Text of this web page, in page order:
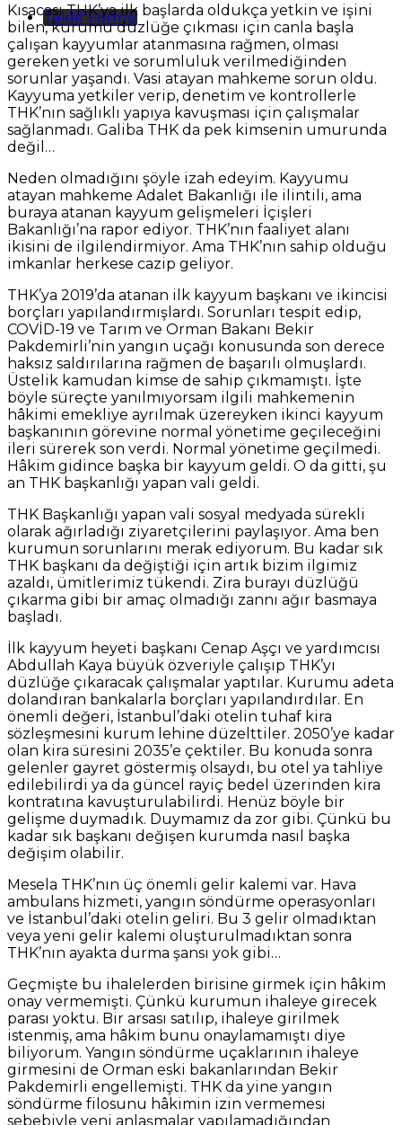
Teklif Formu
Kısacası THK’ya ilk başlarda oldukça yetkin ve işini
bilen, kurumu düzlüğe çıkması için canla başla
çalışan kayyumlar atanmasına rağmen, olması
gereken yetki ve sorumluluk verilmediğinden
sorunlar yaşandı. Vasi atayan mahkeme sorun oldu.
Kayyuma yetkiler verip, denetim ve kontrollerle
THK’nın sağlıklı yapıya kavuşması için çalışmalar
sağlanmadı. Galiba THK da pek kimsenin umurunda
değil…
Neden olmadığını şöyle izah edeyim. Kayyumu
atayan mahkeme Adalet Bakanlığı ile ilintili, ama
buraya atanan kayyum gelişmeleri İçişleri
Bakanlığı’na rapor ediyor. THK’nın faaliyet alanı
ikisini de ilgilendirmiyor. Ama THK’nın sahip olduğu
imkanlar herkese cazip geliyor.
THK’ya 2019’da atanan ilk kayyum başkanı ve ikincisi
borçları yapılandırmışlardı. Sorunları tespit edip,
COVİD-19 ve Tarım ve Orman Bakanı Bekir
Pakdemirli’nin yangın uçağı konusunda son derece
haksız saldırılarına rağmen de başarılı olmuşlardı.
Üstelik kamudan kimse de sahip çıkmamıştı. İşte
böyle süreçte yanılmıyorsam ilgili mahkemenin
hâkimi emekliye ayrılmak üzereyken ikinci kayyum
başkanının görevine normal yönetime geçileceğini
ileri sürerek son verdi. Normal yönetime geçilmedi.
Hâkim gidince başka bir kayyum geldi. O da gitti, şu
an THK başkanlığı yapan vali geldi.
THK Başkanlığı yapan vali sosyal medyada sürekli
olarak ağırladığı ziyaretçilerini paylaşıyor. Ama ben
kurumun sorunlarını merak ediyorum. Bu kadar sık
THK başkanı da değiştiği için artık bizim ilgimiz
azaldı, ümitlerimiz tükendi. Zira burayı düzlüğü
çıkarma gibi bir amaç olmadığı zannı ağır basmaya
başladı.
İlk kayyum heyeti başkanı Cenap Aşçı ve yardımcısı
Abdullah Kaya büyük özveriyle çalışıp THK’yı
düzlüğe çıkaracak çalışmalar yaptılar. Kurumu adeta
dolandıran bankalarla borçları yapılandırdılar. En
önemli değeri, İstanbul’daki otelin tuhaf kira
sözleşmesini kurum lehine düzelttiler. 2050’ye kadar
olan kira süresini 2035’e çektiler. Bu konuda sonra
gelenler gayret göstermiş olsaydı, bu otel ya tahliye
edilebilirdi ya da güncel rayiç bedel üzerinden kira
kontratına kavuşturulabilirdi. Henüz böyle bir
gelişme duymadık. Duymamız da zor gibi. Çünkü bu
kadar sık başkanı değişen kurumda nasıl başka
değişim olabilir.
Mesela THK’nın üç önemli gelir kalemi var. Hava
ambulans hizmeti, yangın söndürme operasyonları
ve İstanbul’daki otelin geliri. Bu 3 gelir olmadıktan
veya yeni gelir kalemi oluşturulmadıktan sonra
THK’nın ayakta durma şansı yok gibi…
Geçmişte bu ihalelerden birisine girmek için hâkim
onay vermemişti. Çünkü kurumun ihaleye girecek
parası yoktu. Bir arsası satılıp, ihaleye girilmek
istenmiş, ama hâkim bunu onaylamamıştı diye
biliyorum. Yangın söndürme uçaklarının ihaleye
girmesini de Orman eski bakanlarından Bekir
Pakdemirli engellemişti. THK da yine yangın
söndürme filosunu hâkimin izin vermemesi
sebebiyle yeni anlaşmalar yapılamadığından